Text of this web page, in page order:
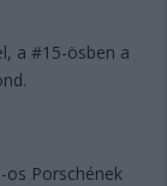
a #15-ösben a
os Porschének